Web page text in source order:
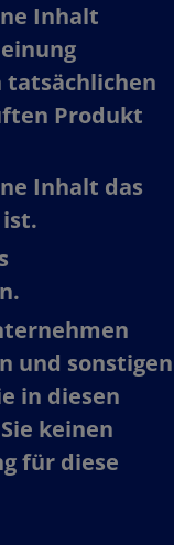
Inhalt
Produkt
Inhalt das
und sonstigen
in diesen
keinen
für diese